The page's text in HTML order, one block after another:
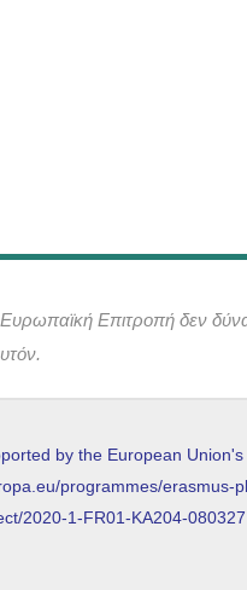
Επιτροπή δεν
programmes/erasmus-
2020-1-FR01-KA204-080327